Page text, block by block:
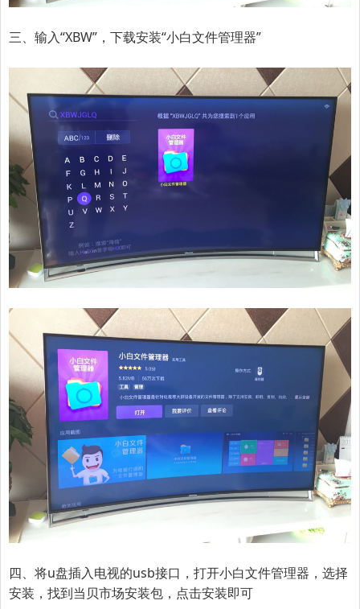
三、输入“XBW”，下载安装“小白文件管理器”
四、将u盘插入电视的usb接口，打开小白文件管理器，选择
安装，找到当贝市场安装包，点击安装即可